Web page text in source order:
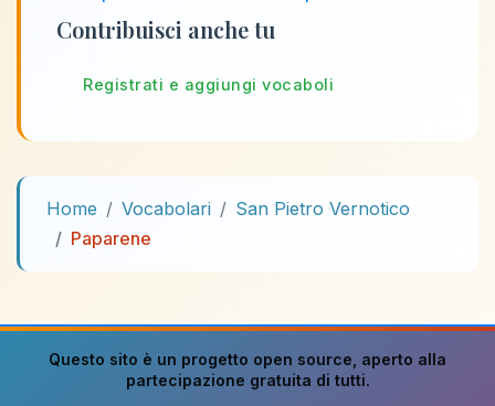
Contribuisci anche tu
Registrati e aggiungi vocaboli
Home Vocabolari
San Pietro Vernotico
Paparene
Questo sito è un progetto open source , aperto alla
partecipazione gratuita di tutti.